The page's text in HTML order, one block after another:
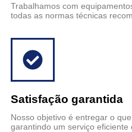
Trabalhamos com
todas as normas técnicas
Satisfação garantida
Nosso objetivo é entregar o
garantindo um serviço eficiente